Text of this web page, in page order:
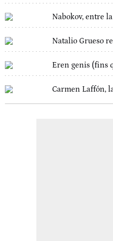
Nabokov, entre
Natalio Grueso
Eren genis (fins
Carmen Laffón,